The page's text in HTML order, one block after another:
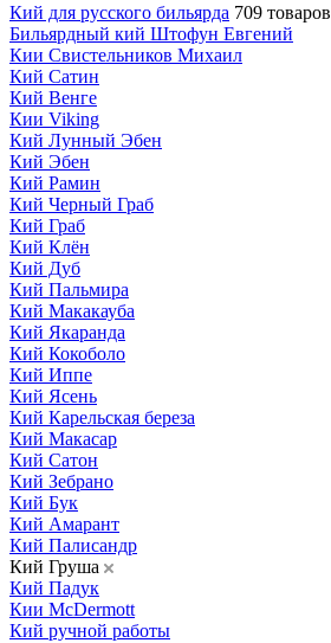
Кий для русского бильярда 709 товаров
Бильярдный кий Штофун Евгений
Кии Свистельников Михаил
Кий Сатин
Кий Венге
Кии Viking
Кий Лунный Эбен
Кий Эбен
Кий Рамин
Кий Черный Граб
Кий Граб
Кий Клён
Кий Дуб
Кий Пальмира
Кий Макакауба
Кий Якаранда
Кий Кокоболо
Кий Иппе
Кий Ясень
Кий Карельская береза
Кий Макасар
Кий Сатон
Кий Зебрано
Кий Бук
Кий Амарант
Кий Палисандр
Кий Груша
Кий Падук
Кии McDermott
Кий ручной работы